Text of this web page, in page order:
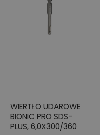
WIERTŁO UDAROWE
BIONIC PRO SDS-
PLUS, 6,0X300/360